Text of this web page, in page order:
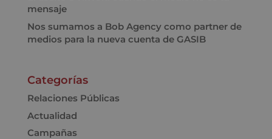
mensaje
Nos sumamos a Bob Agency como partner de
medios para la nueva cuenta de GASIB
Categorías
Relaciones Públicas
Actualidad
Campañas